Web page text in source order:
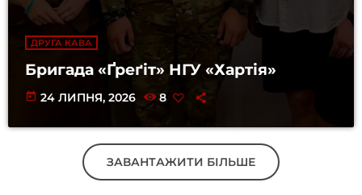
ДРУГА КАВА
Бригада «Ґреґіт» НГУ «Хартія»
today 24 ЛИПНЯ, 2026 8
ЗАВАНТАЖИТИ БІЛЬШЕ